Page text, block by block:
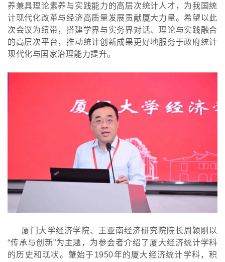
养兼具理论素养与实践能力的高层次统计人才，为我国统
计现代化改革与经济高质量发展贡献厦大力量。希望以此
次会议为纽带，搭建学界与实务界对话、理论与实践融合
的高层次平台，推动统计创新成果更好地服务于政府统计
现代化与国家治理能力提升。
厦门大学经济学院、王亚南经济研究院院长周颖刚以
“传承与创新”为主题，为参会者介绍了厦大经济统计学科
的历史和现状。肇始于1950年的厦大经济统计学科，积